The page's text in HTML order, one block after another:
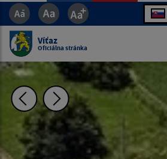
Víťaz
Oficiálna stránka